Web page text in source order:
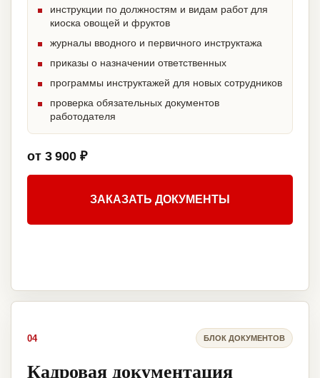
инструкции по должностям и видам работ для
киоска овощей и фруктов
журналы вводного и первичного инструктажа
приказы о назначении ответственных
программы инструктажей для новых сотрудников
проверка обязательных документов
работодателя
от 3 900 ₽
ЗАКАЗАТЬ ДОКУМЕНТЫ
04 БЛОК ДОКУМЕНТОВ
Кадровая документация